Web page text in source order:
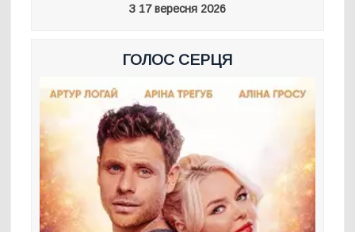
З 17 вересня 2026
ГОЛОС СЕРЦЯ